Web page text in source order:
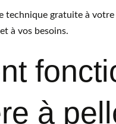
technique gratuite à
à vos besoins.
à